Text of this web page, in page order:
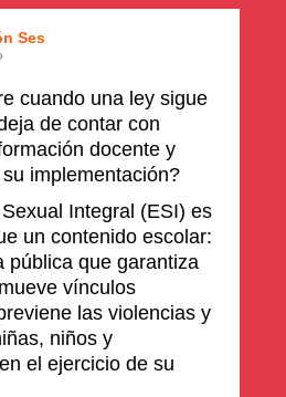
Ses
cuando una ley sigue
de contar con
docente y
implementación?
Integral (ESI) es
un contenido escolar:
pública que garantiza
vínculos
las violencias y
niños y
el ejercicio de su